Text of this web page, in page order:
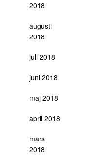
2018
augusti
2018
juli 2018
juni 2018
maj 2018
april 2018
mars
2018